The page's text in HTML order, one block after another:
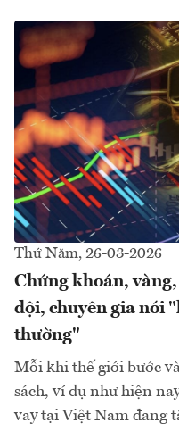
Thứ Năm, 26-03-2026
Chứng khoán,
dội, chuyên gia nói
thường"
Mỗi khi thế giới bước
sách, ví dụ như hiện
vay tại Việt Nam đang